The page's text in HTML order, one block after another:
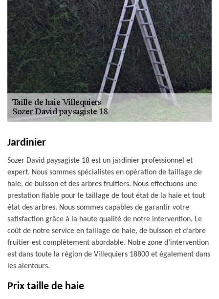
Jardinier
Sozer David paysagiste 18 est un jardinier professionnel et
expert. Nous sommes spécialistes en opération de taillage de
haie, de buisson et des arbres fruitiers. Nous effectuons une
prestation fiable pour le taillage de tout état de la haie et tout
état des arbres. Nous sommes capables de garantir votre
satisfaction grâce à la haute qualité de notre intervention. Le
coût de notre service en taillage de haie, de buisson et d’arbre
fruitier est complètement abordable. Notre zone d’intervention
est dans toute la région de Villequiers 18800 et également dans
les alentours.
Prix taille de haie